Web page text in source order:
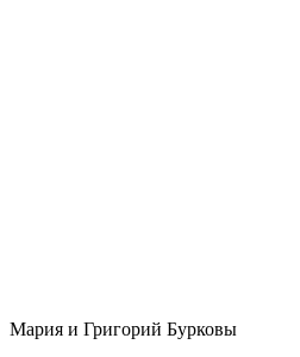
Мария и Григорий Бурковы